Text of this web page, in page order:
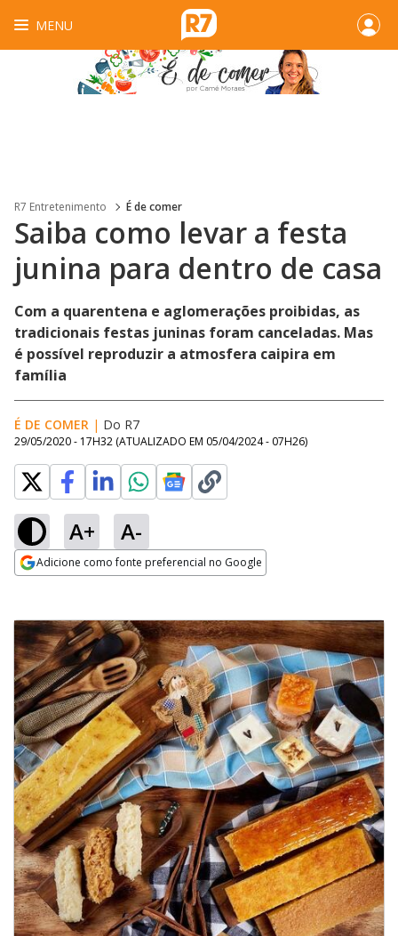
MENU
R7 Entretenimento É de comer
Saiba como levar a festa
junina para dentro de casa
Com a quarentena e aglomerações proibidas, as
tradicionais festas juninas foram canceladas. Mas
é possível reproduzir a atmosfera caipira em
família
É DE COMER | Do R7
29/05/2020 - 17H32 (ATUALIZADO EM 05/04/2024 - 07H26)
A+ A-
Adicione como fonte preferencial no Google